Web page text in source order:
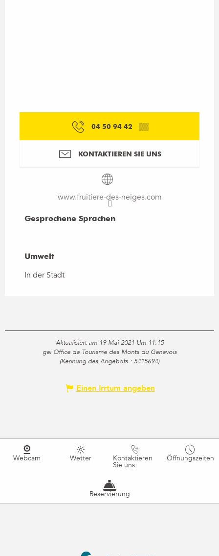
04 50 94 42 ▒▒
KONTAKTIEREN SIE UNS
www.fruitiere-des-neiges.com
Gesprochene Sprachen
Gesprochene Sprachen
Umwelt
Umwelt
In der Stadt
Aktualisiert am 19 Mai 2021 Um 11:15
gei Office de Tourisme des Monts du Genevois
(Kennung des Angebots : 5415694)
Einen Irrtum angeben
Webcam Wetter Kontaktieren
Sie uns
Öffnungszeiten
Reservierung